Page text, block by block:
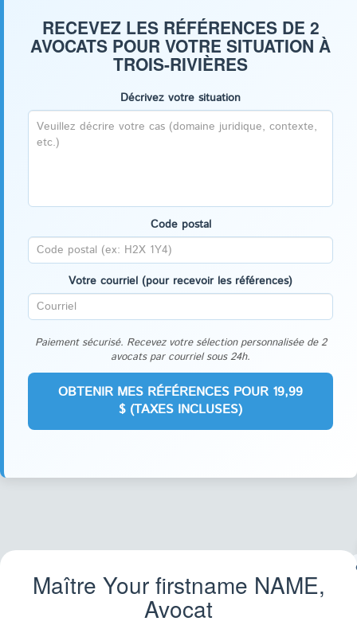
RECEVEZ LES RÉFÉRENCES DE 2
AVOCATS POUR VOTRE SITUATION À
TROIS-RIVIÈRES
Décrivez votre situation
Code postal
Votre courriel (pour recevoir les références)
Paiement sécurisé. Recevez votre sélection personnalisée de 2
avocats par courriel sous 24h.
Maître Your firstname NAME,
Avocat